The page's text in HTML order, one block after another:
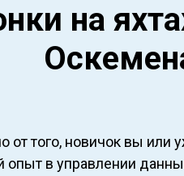
на
от того, новичок вы или
опыт в управлении